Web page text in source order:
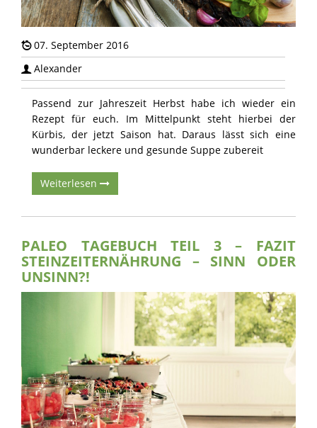
07. September 2016
Alexander
Passend zur Jahreszeit Herbst habe ich wieder ein
Rezept für euch. Im Mittelpunkt steht hierbei der
Kürbis, der jetzt Saison hat. Daraus lässt sich eine
wunderbar leckere und gesunde Suppe zubereit
Weiterlesen
PALEO TAGEBUCH TEIL 3 – FAZIT
STEINZEITERNÄHRUNG – SINN ODER
UNSINN?!